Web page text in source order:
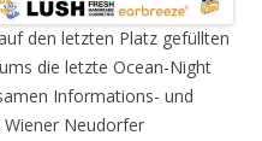
den letzten Platz gefüllten
die letzte Ocean-Night
Informations- und
Neudorfer